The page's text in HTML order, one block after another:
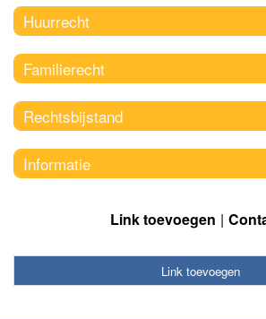
Huurrecht
Familierecht
Rechtsbijstand
Informatie
Link toevoegen
Link toevoegen